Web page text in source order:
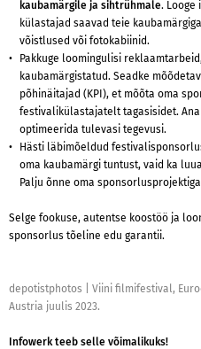
kaubamärgile ja sihtrühmale. Looge
külastajad saavad teie
võistlused või fotokabiinid.
Pakkuge loomingulisi
kaubamärgistatud. Seadke
põhinäitajad (KPI), et mõõta oma
festivalikülastajatelt tagasisidet.
optimeerida tulevasi tegevusi.
Hästi läbimõeldud
oma kaubamärgi tuntust, vaid ka
Palju õnne oma
Selge fookuse, autentse koostöö ja
sponsorlus tõeline edu garantii.
depotistphotos
Viini filmifestival,
Austria juulis 2023.
Infowerk teeb selle võimalikuks!